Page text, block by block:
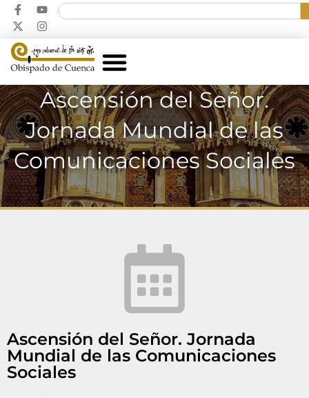
Ascensión del Señor.
Jornada Mundial de las
Comunicaciones Sociales
Ascensión del Señor. Jornada
Mundial de las Comunicaciones
Sociales